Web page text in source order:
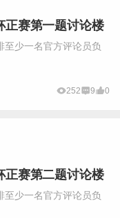
正赛第一题讨论楼
至少一名官方评论员负
252 9 0
正赛第二题讨论楼
至少一名官方评论员负